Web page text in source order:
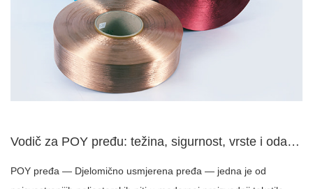
Vodič za POY pređu: težina, sigurnost, vrste i odabir slojev...
POY pređa — Djelomično usmjerena pređa — jedna je od